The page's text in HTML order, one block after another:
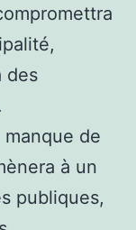
des
de
à un
publiques,